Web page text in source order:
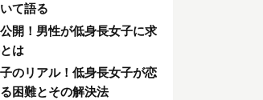
て語る
開！男性が低身長女子に求
は
のリアル！低身長女子が恋
困難とその解決法